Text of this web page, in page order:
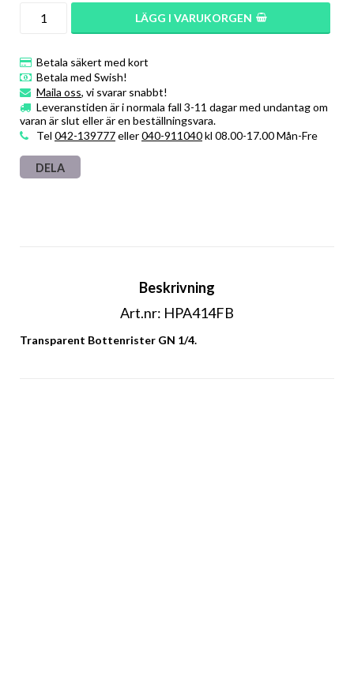
LÄGG I VARUKORGEN
Betala säkert med kort
Betala med Swish!
Maila oss, vi svarar snabbt!
Leveranstiden är i normala fall 3-11 dagar med undantag om
varan är slut eller är en beställningsvara.
Tel 042-139777eller040-911040kl 08.00-17.00 Mån-Fre
DELA
Beskrivning
Art.nr: HPA414FB
Transparent Bottenrister GN 1/4.